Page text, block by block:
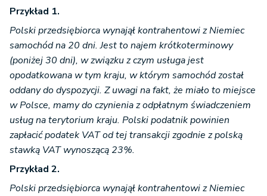
Przykład 1.
Polski przedsiębiorca wynajął kontrahentowi z Niemiec
samochód na 20 dni. Jest to najem krótkoterminowy
(poniżej 30 dni), w związku z czym usługa jest
opodatkowana w tym kraju, w którym samochód został
oddany do dyspozycji. Z uwagi na fakt, że miało to miejsce
w Polsce, mamy do czynienia z odpłatnym świadczeniem
usług na terytorium kraju. Polski podatnik powinien
zapłacić podatek VAT od tej transakcji zgodnie z polską
stawką VAT wynoszącą 23%.
Przykład 2.
Polski przedsiębiorca wynajął kontrahentowi z Niemiec